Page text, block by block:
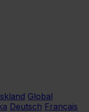
Global
Deutsch Français